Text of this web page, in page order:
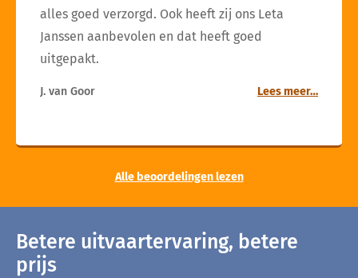
alles goed verzorgd. Ook heeft zij ons Leta
Janssen aanbevolen en dat heeft goed
uitgepakt.
J. van Goor Lees meer…
Alle beoordelingen lezen
Betere uitvaartervaring, betere
prijs